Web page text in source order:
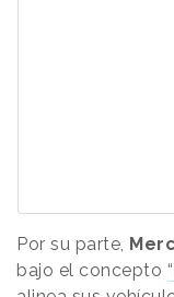
Por su parte,
bajo el concepto